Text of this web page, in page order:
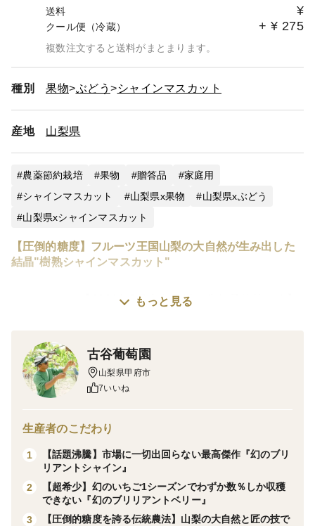
送料 ¥
クール便（冷蔵） + ¥ 275
複数注文すると送料がまとまります。
種別 果物 ぶどう シャインマスカット
産地 山梨県
農薬節約栽培 果物 贈答品
家庭用
シャインマスカット
山梨県x果物
山梨県xぶどう
山梨県xシャインマスカット
【圧倒的糖度】フルーツ王国山梨の大自然が生み出した
結晶"樹熟シャインマスカット"
※⚠こちらは【2026年8月中旬発送の先行予約枠です】
今すぐ予約枠を確保して下さい。他の週の予約枠や商品
も今のうちに予約しておくことをおススメします。
ださい。
葡萄シャインマスカット生産量日本一のフルーツ王国山
梨で1959年以来、
もっと見る
古谷葡萄園
山梨県甲府市
7いいね
生産者のこだわり
1
【話題沸騰】市場に一切出回らない最高傑作『幻のブリ
リアントシャイン』
2
【超希少】幻のいちご1シーズンでわずか数％しか収穫
できない『幻のブリリアントベリー』
3
【圧倒的糖度を誇る伝統農法】山梨の大自然と匠の技で